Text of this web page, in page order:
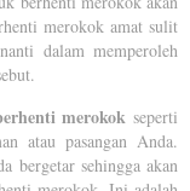
merokok amat sulit
dalam memperoleh
merokok seperti
atau pasangan Anda.
bergetar sehingga akan